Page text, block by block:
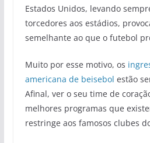
Estados Unidos, levando
torcedores aos estádios,
semelhante ao que o futebol
Muito por esse motivo, os
americana de beisebol estão
Afinal, ver o seu time de
melhores programas que
restringe aos famosos clubes